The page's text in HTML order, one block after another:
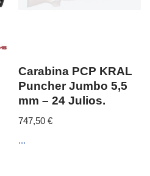
Carabina PCP KRAL
Puncher Jumbo 5,5
mm – 24 Julios.
747,50€
...